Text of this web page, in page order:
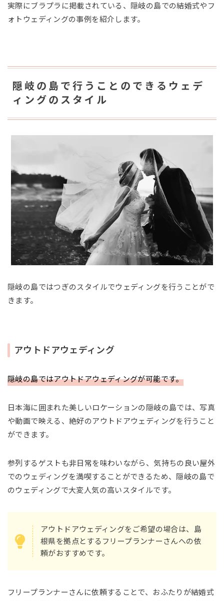
実際にブラプラに掲載されている、隠岐の島での結婚式やフ
ォトウェディングの事例を紹介します。
隠岐の島で行うことのできるウェデ
ィングのスタイル
隠岐の島ではつぎのスタイルでウェディングを行うことがで
きます。
アウトドアウェディング
隠岐の島ではアウトドアウェディングが可能です。
日本海に囲まれた美しいロケーションの隠岐の島では、写真
や動画で映える、絶好のアウトドアウェディングを行うこと
ができます。
参列するゲストも非日常を味わいながら、気持ちの良い屋外
でのウェディングを満喫することができるため、隠岐の島で
のウェディングで大変人気の高いスタイルです。
アウトドアウェディングをご希望の場合は、島
根県を拠点とするフリープランナーさんへの依
頼がおすすめです。
フリープランナーさんに依頼することで、おふたりが結婚式